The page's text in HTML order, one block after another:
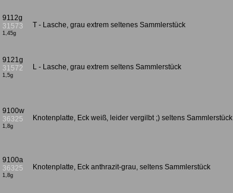
9112g
31573
1,45g
T - Lasche, grau extrem seltenes Sammlerstück
9121g
31572
1,5g
L - Lasche, grau extrem seltens Sammlerstück
9100w
36325
1,8g
Knotenplatte, Eck weiß, leider vergilbt ;) seltens Sammlerstück
9100a
36325
1,8g
Knotenplatte, Eck anthrazit-grau, seltens Sammlerstück